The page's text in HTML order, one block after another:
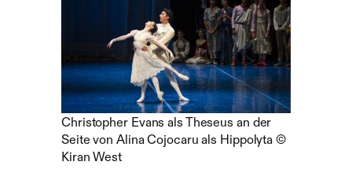
Christopher Evans als Theseus an der
Seite von Alina Cojocaru als Hippolyta ©
Kiran West